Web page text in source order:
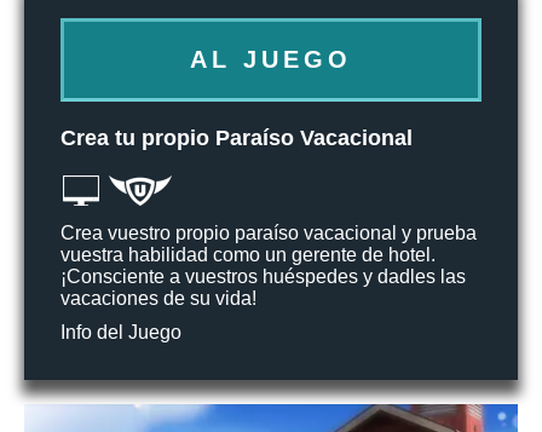
AL JUEGO
Crea tu propio Paraíso Vacacional
Crea vuestro propio paraíso vacacional y prueba
vuestra habilidad como un gerente de hotel.
¡Consciente a vuestros huéspedes y dadles las
vacaciones de su vida!
Info del Juego